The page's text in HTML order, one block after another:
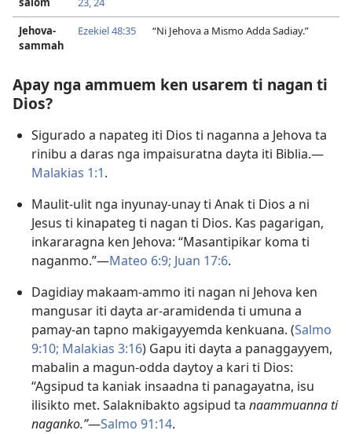
Jehova-
sammah
Ezekiel 48:35 “Ni Jehova a Mismo Adda Sadiay.”
Apay nga ammuem ken usarem ti nagan ti
Dios?
Sigurado a napateg iti Dios ti naganna a Jehova ta
rinibu a daras nga impaisuratna dayta iti Biblia.​—
Malakias 1:​1.
Maulit-ulit nga inyunay-unay ti Anak ti Dios a ni
Jesus ti kinapateg ti nagan ti Dios. Kas pagarigan,
inkararagna ken Jehova: “Masantipikar koma ti
naganmo.”​—Mateo 6:9; Juan 17:6.
Dagidiay makaam-ammo iti nagan ni Jehova ken
mangusar iti dayta ar-aramidenda ti umuna a
pamay-an tapno makigayyemda kenkuana. (Salmo
9:​10; Malakias 3:​16) Gapu iti dayta a panaggayyem,
mabalin a magun-odda daytoy a kari ti Dios:
“Agsipud ta kaniak insaadna ti panagayatna, isu
ilisikto met. Salaknibakto agsipud ta naammuanna ti
naganko.”​—Salmo 91:14.